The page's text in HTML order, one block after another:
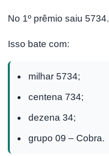
No 1º prêmio saiu 5734.
Isso bate com:
milhar 5734;
centena 734;
dezena 34;
grupo 09 – Cobra.